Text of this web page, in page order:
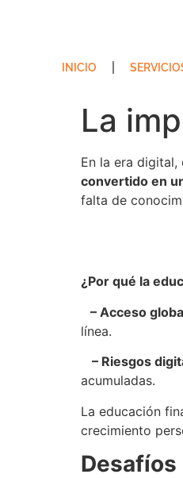
INICIO
La
En la era
convertido en
falta de
¿Por qué la
– Acceso
línea.
– Riesgos
acumuladas.
La educación
crecimiento
Desafíos